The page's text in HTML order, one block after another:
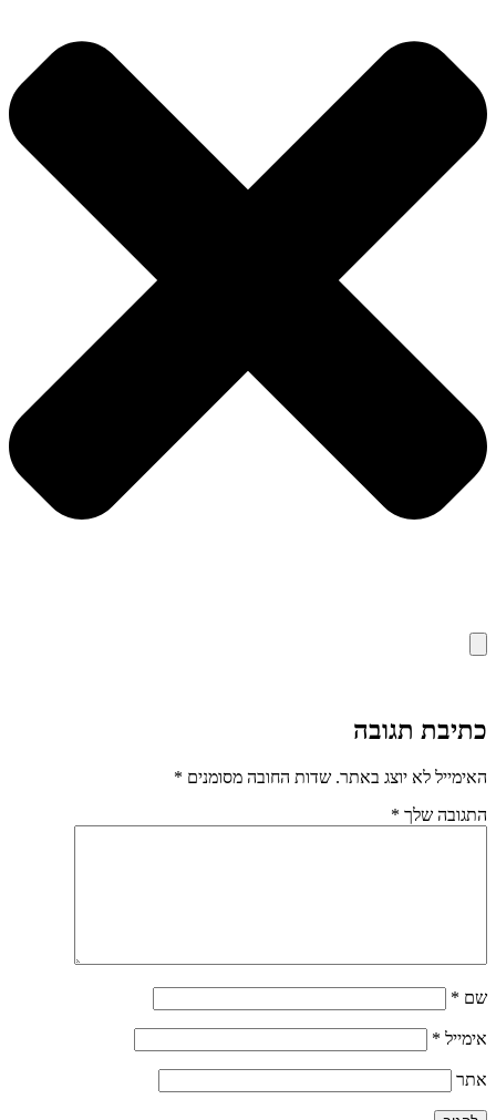
כתיבת תגובה
האימייל לא יוצג באתר. שדות החובה מסומנים *
התגובה שלך *
שם *
אימייל *
אתר